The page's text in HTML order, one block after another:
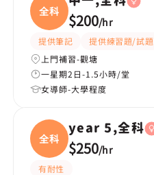
全科 $200/hr
提供筆記 提供練習題/試題
上門補習-觀塘
一星期2日-1.5小時/堂
女導師-大學程度
全科
year 5,全科
$250/hr
有耐性